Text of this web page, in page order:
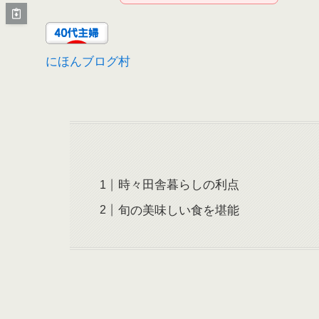
にほんブログ村
時々田舎暮らしの利点
旬の美味しい食を堪能